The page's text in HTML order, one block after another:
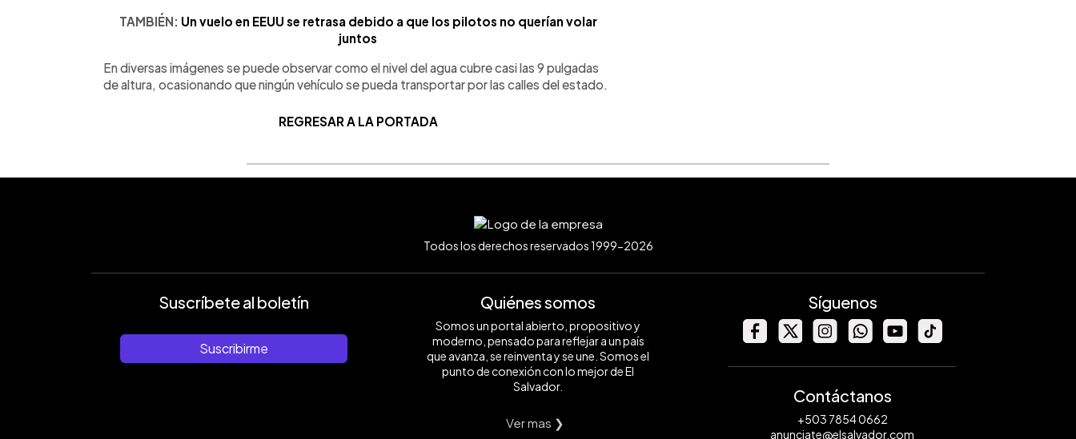
TAMBIÉN: Un vuelo en EEUU se retrasa debido a que los pilotos no querían volar
juntos
En diversas imágenes se puede observar como el nivel del agua cubre casi las 9 pulgadas
de altura, ocasionando que ningún vehículo se pueda transportar por las calles del estado.
REGRESAR A LA PORTADA
Todos los derechos reservados 1999-2026
Suscríbete al boletín
Suscribirme
Quiénes somos
Somos un portal abierto, propositivo y
moderno, pensado para reflejar a un país
que avanza, se reinventa y se une. Somos el
punto de conexión con lo mejor de El
Salvador.
Ver mas ❯
Síguenos
Contáctanos
+503 7854 0662
anunciate@elsalvador.com